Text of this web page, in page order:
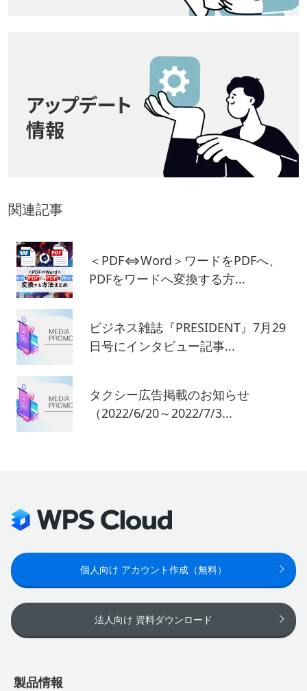
関連記事
＜PDF⇔Word＞ワードをPDFへ、
PDFをワードへ変換する方...
ビジネス雑誌『PRESIDENT』7月29
日号にインタビュー記事...
タクシー広告掲載のお知らせ
（2022/6/20～2022/7/3...
個人向け アカウント作成（無料）
法人向け 資料ダウンロード
製品情報